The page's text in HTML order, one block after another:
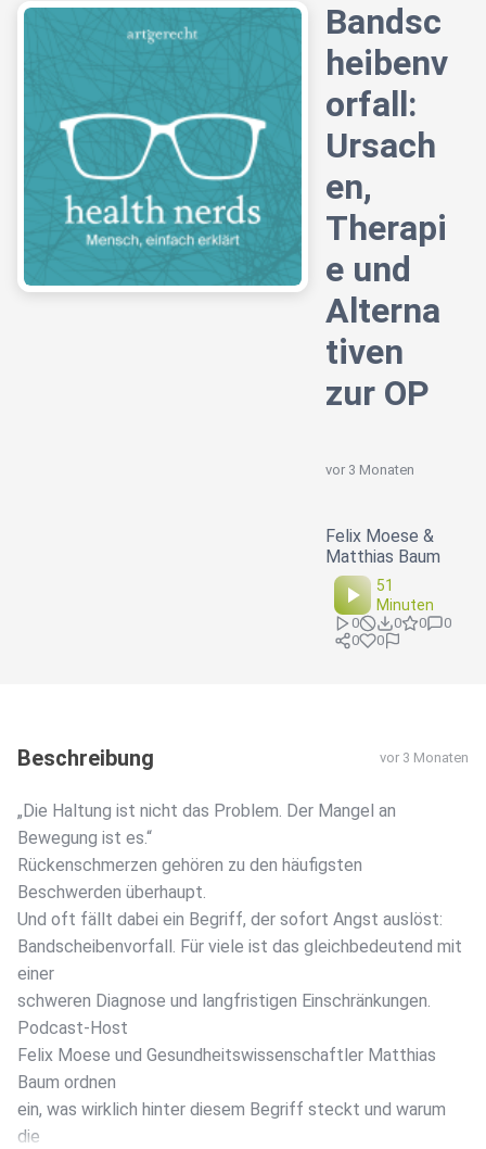
Bandsc
heibenv
orfall:
Ursach
en,
Therapi
e und
Alterna
tiven
zur OP
vor 3 Monaten
Felix Moese &
Matthias Baum
51
Minuten
0 0 0
0
0
0
Beschreibung vor 3 Monaten
„Die Haltung ist nicht das Problem. Der Mangel an
Bewegung ist es.“
Rückenschmerzen gehören zu den häufigsten
Beschwerden überhaupt.
Und oft fällt dabei ein Begriff, der sofort Angst auslöst:
Bandscheibenvorfall. Für viele ist das gleichbedeutend mit
einer
schweren Diagnose und langfristigen Einschränkungen.
Podcast-Host
Felix Moese und Gesundheitswissenschaftler Matthias
Baum ordnen
ein, was wirklich hinter diesem Begriff steckt und warum
die